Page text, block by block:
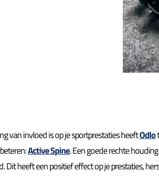
van invloed is op je sportprestaties heeftOdlo
Active Spine. Een goede rechte
heeft een positief effect op je prestaties,